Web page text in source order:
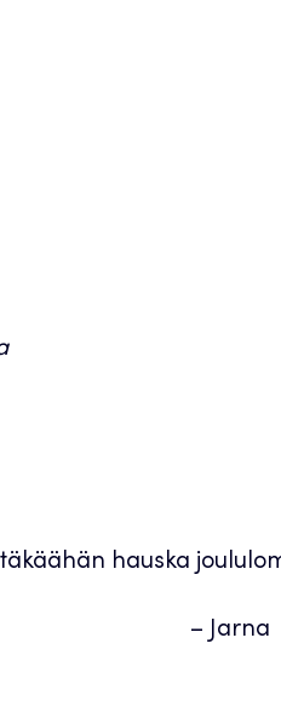
hauska
– Jarna